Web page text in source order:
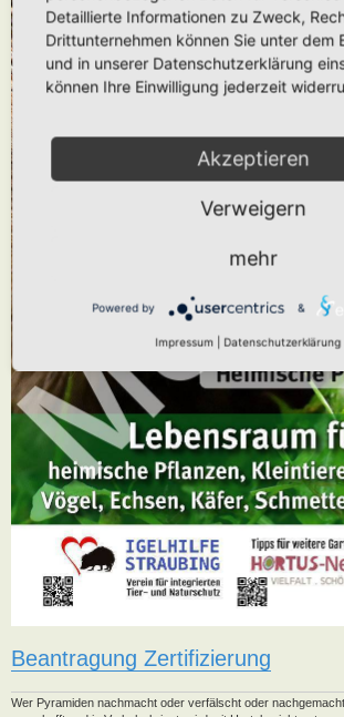
Beantragung Zertifizierung
Wer Pyramiden nachmacht oder verfälscht oder
Detaillierte Informationen zu Zweck,
Drittunternehmen können Sie unter dem
und in unserer Datenschutzerklärung
können Ihre Einwilligung jederzeit
Akzeptieren
Verweigern
mehr
Powered by &
Impressum Datenschutzerklärung